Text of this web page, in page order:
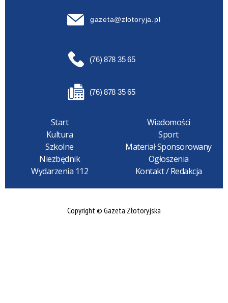
gazeta@zlotoryja.pl
(76) 878 35 65
(76) 878 35 65
Start
Wiadomości
Kultura
Sport
Szkolne
Materiał Sponsorowany
Niezbędnik
Ogłoszenia
Wydarzenia 112
Kontakt / Redakcja
Copyright © Gazeta Złotoryjska